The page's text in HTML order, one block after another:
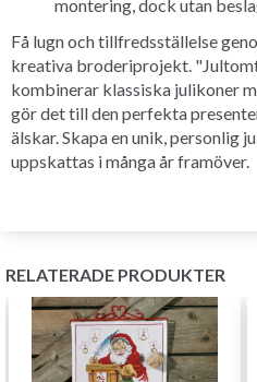
montering, dock utan
Få lugn och tillfredsställelse
kreativa broderiprojekt.
kombinerar klassiska julikoner
gör det till den perfekta
älskar. Skapa en unik, personlig
uppskattas i många år framöver.
RELATERADE PRODUKTER